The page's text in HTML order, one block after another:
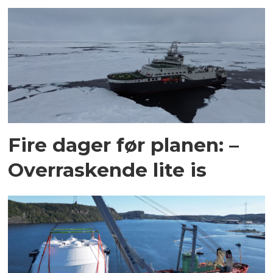
Fire dager før planen: –
Overraskende lite is